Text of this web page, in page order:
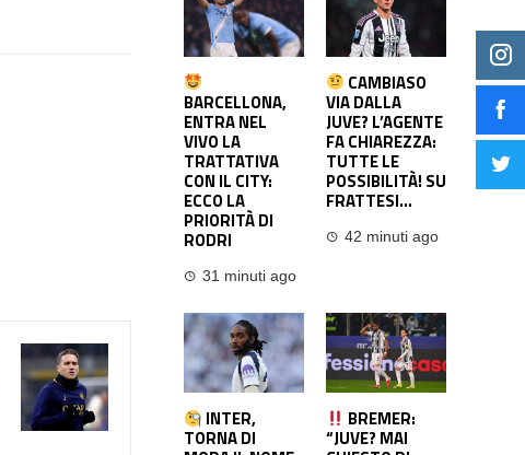
BARCELLONA,
ENTRA NEL
VIVO LA
TRATTATIVA
CON IL CITY:
ECCO LA
PRIORITÀ DI
RODRI
31 minuti ago
CAMBIASO
VIA DALLA
JUVE? L’AGENTE
FA CHIAREZZA:
TUTTE LE
POSSIBILITÀ! SU
FRATTESI…
42 minuti ago
INTER,
TORNA DI
BREMER:
“JUVE? MAI